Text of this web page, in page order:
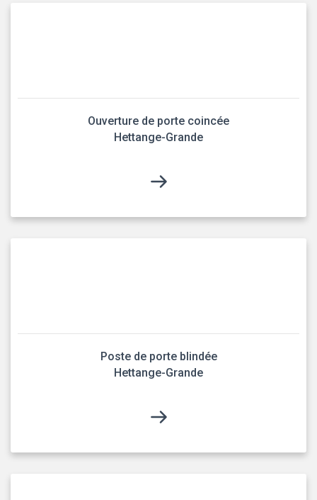
Ouverture de porte coincée
Hettange-Grande
Poste de porte blindée
Hettange-Grande